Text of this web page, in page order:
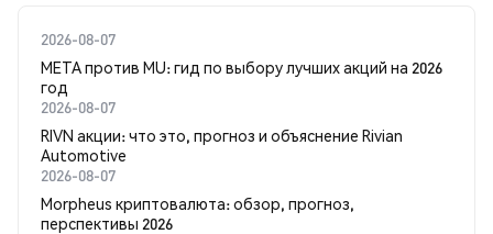
2026-08-07
META против MU: гид по выбору лучших акций на 2026
год
2026-08-07
RIVN акции: что это, прогноз и объяснение Rivian
Automotive
2026-08-07
Morpheus криптовалюта: обзор, прогноз,
перспективы 2026